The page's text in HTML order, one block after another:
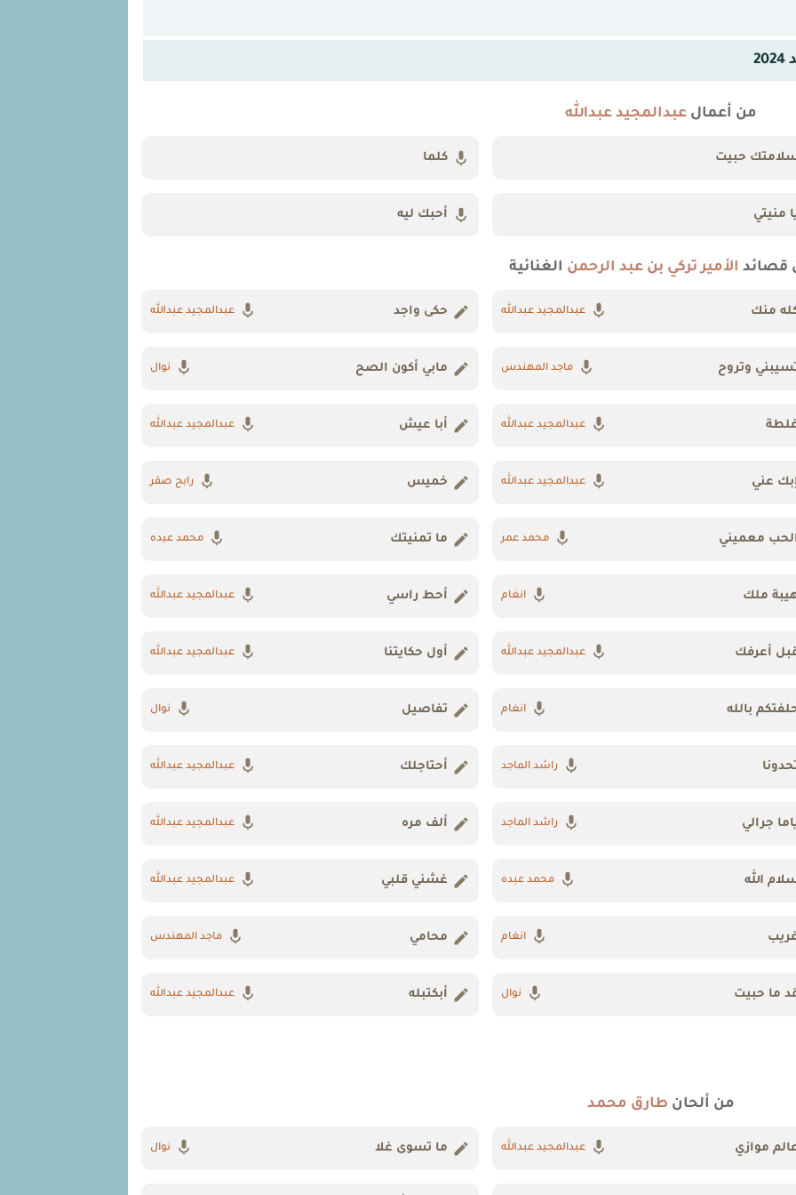
من أعمال عبدالمجيد عبدالله
حبيت كلما
منيتي أحبك ليه
قصائد الأمير تركي بن عبد الرحمن الغنائية
منك عبدالمجيد عبدالله حكى واجد عبدالمجيد عبدالله
وتروح ماجد المهندس مابي أكون الصح نوال
عبدالمجيد عبدالله أبا عيش عبدالمجيد عبدالله
عني عبدالمجيد عبدالله خميس رابح صقر
معميني محمد عمر ما تمنيتك محمد عبده
ملك انغام أحط راسي عبدالمجيد عبدالله
أعرفك عبدالمجيد عبدالله أول حكايتنا عبدالمجيد عبدالله
بالله انغام تفاصيل نوال
راشد الماجد أحتاجلك عبدالمجيد عبدالله
جرالي راشد الماجد ألف مره عبدالمجيد عبدالله
الله محمد عبده غشني قلبي عبدالمجيد عبدالله
انغام محامي ماجد المهندس
ما حبيت نوال أبكتبله عبدالمجيد عبدالله
من ألحان طارق محمد
موازي عبدالمجيد عبدالله ما تسوى غلا نوال